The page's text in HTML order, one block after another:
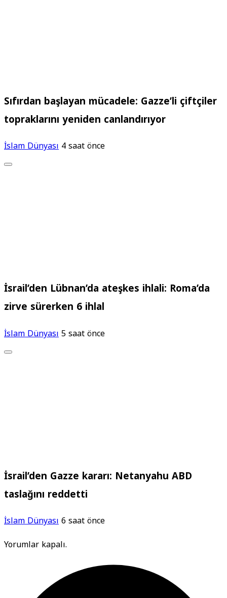
Sıfırdan başlayan mücadele: Gazze’li çiftçiler
topraklarını yeniden canlandırıyor
İslam Dünyası4 saat önce
İsrail’den Lübnan’da ateşkes ihlali: Roma’da
zirve sürerken 6 ihlal
İslam Dünyası5 saat önce
İsrail’den Gazze kararı: Netanyahu ABD
taslağını reddetti
İslam Dünyası6 saat önce
Yorumlar kapalı.